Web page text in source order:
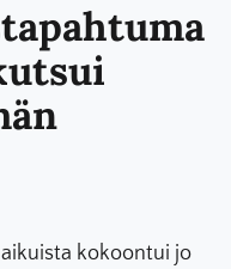
kokoontui jo